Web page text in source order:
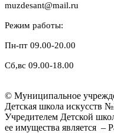
muzdesant@mail.ru
Режим работы:
Пн-пт 09.00-20.00
Сб,вс 09.00-18.00
© Муниципальное
Детская школа
Учредителем Детской
ее имущества является –